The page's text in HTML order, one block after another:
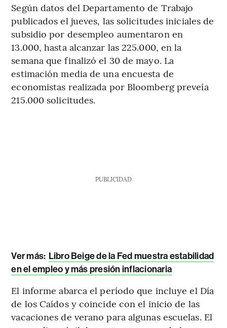
Según datos del Departamento de Trabajo
publicados el jueves, las solicitudes iniciales de
subsidio por desempleo aumentaron en
13.000, hasta alcanzar las 225.000, en la
semana que finalizó el 30 de mayo. La
estimación media de una encuesta de
economistas realizada por Bloomberg preveía
215.000 solicitudes.
PUBLICIDAD
Ver más: Libro Beige de la Fed muestra estabilidad
en el empleo y más presión inflacionaria
El informe abarca el período que incluye el Día
de los Caídos y coincide con el inicio de las
vacaciones de verano para algunas escuelas. El